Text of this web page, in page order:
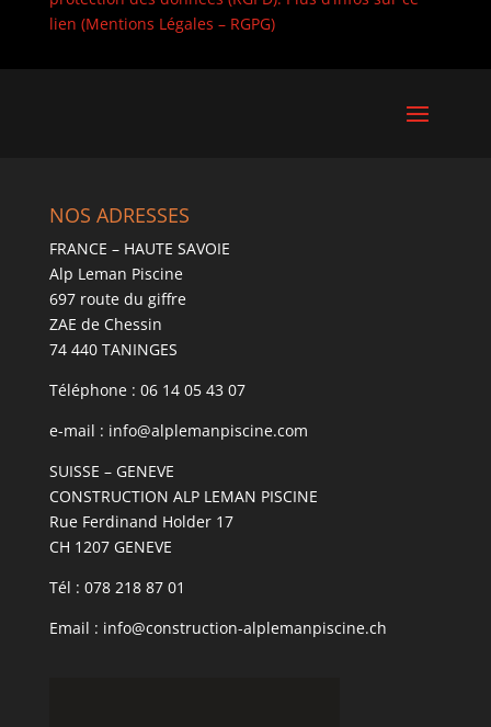
lien (Mentions Légales – RGPG)
NOS ADRESSES
FRANCE – HAUTE SAVOIE
Alp Leman Piscine
697 route du giffre
ZAE de Chessin
74 440 TANINGES
Téléphone : 06 14 05 43 07
e-mail : info@alplemanpiscine.com
SUISSE – GENEVE
CONSTRUCTION ALP LEMAN PISCINE
Rue Ferdinand Holder 17
CH 1207 GENEVE
Tél : 078 218 87 01
Email : info@construction-alplemanpiscine.ch